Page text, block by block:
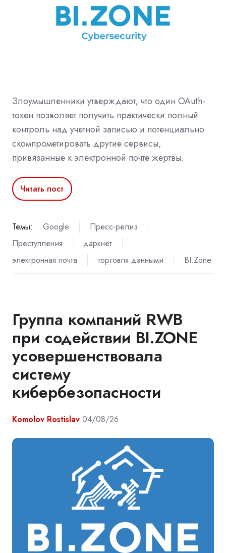
Злоумышленники утверждают, что один OAuth-
токен позволяет получить практически полный
контроль над учетной записью и потенциально
скомпрометировать другие сервисы,
привязанные к электронной почте жертвы.
Читать пост
Темы: Google
Пресс-релиз
Преступления
даркнет
электронная почта
торговля данными BI.Zone
Группа компаний RWB
при содействии BI.ZONE
усовершенствовала
систему
кибербезопасности
Komolov Rostislav 04/08/26